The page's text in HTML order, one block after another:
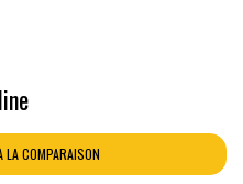
LA COMPARAISON